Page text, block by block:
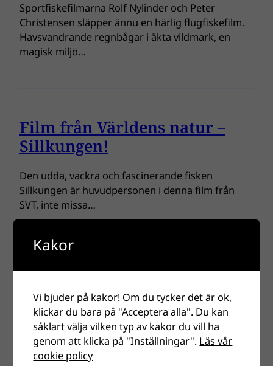
Sportfiskefilmarna Rolf Nylinder och Peter
Christensen släpper ännu en härlig flugfiskefilm.
Havsvandrande regnbågar i äkta vildmark, en
magisk miljö…
Film från Världens natur –
Sillkungen!
Den udda, vackra och fascinerande fisken
Sillkungen är huvudpersonen i denna film från
SVT, inte missa…
Greenland…
Underbara Grönland är känt för sina fantastiska
havsvandrande rödingar. Wille Lindh med vänner
har varit där i jakt på spännande vatten för
Kakor
Vi bjuder på kakor! Om du tycker det är ok,
klickar du bara på "Acceptera alla". Du kan
såklart välja vilken typ av kakor du vill ha
genom att klicka på "Inställningar". Läs vår
cookie policy